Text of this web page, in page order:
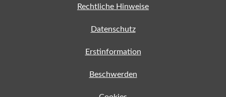
Rechtliche Hinweise
Datenschutz
Erstinformation
Beschwerden